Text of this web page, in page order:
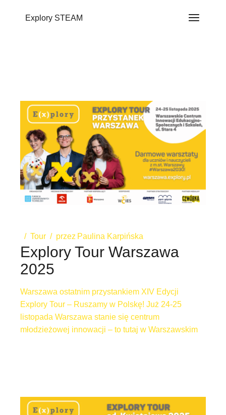
Explory STEAM
Tour przez Paulina Karpińska
Explory Tour Warszawa
2025
Warszawa ostatnim przystankiem XIV Edycji
Explory Tour – Ruszamy w Polskę! Już 24-25
listopada Warszawa stanie się centrum
młodzieżowej innowacji – to tutaj w Warszawskim